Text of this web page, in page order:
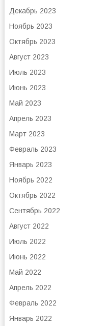
Декабрь 2023
Ноябрь 2023
Октябрь 2023
Август 2023
Июль 2023
Июнь 2023
Май 2023
Апрель 2023
Март 2023
Февраль 2023
Январь 2023
Ноябрь 2022
Октябрь 2022
Сентябрь 2022
Август 2022
Июль 2022
Июнь 2022
Май 2022
Апрель 2022
Февраль 2022
Январь 2022